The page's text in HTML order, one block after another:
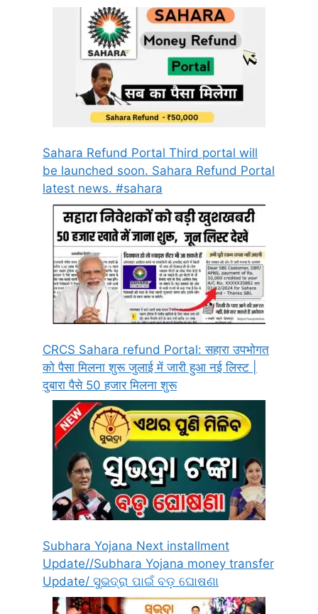
Sahara Refund Portal Third portal will
be launched soon. Sahara Refund Portal
latest news. #sahara
CRCS Sahara refund Portal: सहारा उपभोगत
को पैसा मिलना शुरू जुलाई में जारी हुआ नई लिस्ट |
दुबारा पैसे 50 हजार मिलना शुरू
Subhara Yojana Next installment
Update//Subhara Yojana money transfer
Update/ ସୁଭଦ୍ରା ପାଇଁ ବଡ଼ ଘୋଷଣା